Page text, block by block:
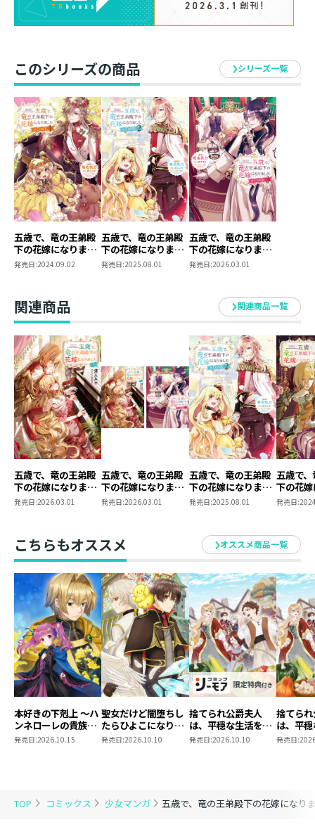
TOP コミックス 少女マンガ 五歳で、竜の王弟殿下の花嫁になり
ディアナの国に不穏な気配も漂い始めていて……？
このシリーズの商品 シリーズ一覧
五歳で、竜の王弟殿
下の花嫁になりまし
た＠COMIC 第1巻
発売日:2024.09.02
五歳で、竜の王弟殿
下の花嫁になりまし
た@COMIC 第2巻
発売日:2025.08.01
五歳で、竜の王弟殿
下の花嫁になりまし
た@COMIC 第3巻
発売日:2026.03.01
関連商品 関連商品一覧
五歳で、竜の王弟殿
下の花嫁になりまし
た５
発売日:2026.03.01
五歳で、竜の王弟殿
下の花嫁になりまし
た 原作小説第5巻
発売日:2026.03.01
五歳で、竜の王弟殿
下の花嫁になりまし
た@COMIC 第2巻
発売日:2025.08.01
五歳で
下の花
た４
発売日:
こちらもオススメ オススメ商品一覧
本好きの下剋上 ～ハ
ンネローレの貴族院
五年生～ 「恋してみ
発売日:2026.10.15
聖女だけど闇堕ちし
たらひよこになりま
した！@COMIC 第4
発売日:2026.10.10
捨てられ公爵夫人
は、平穏な生活をお
望みのようです
発売日:2026.10.10
捨てら
は、平
望みの
発売日: